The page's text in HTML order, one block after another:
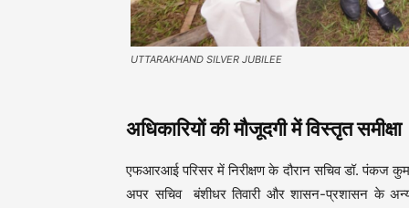
UTTARAKHAND SILVER JUBILEE
अधिकारियों की मौजूदगी में विस्तृत समीक्षा
एफआरआई परिसर में निरीक्षण के दौरान सचिव डॉ. पंकज
अपर सचिव बंशीधर तिवारी और शासन-प्रशासन के अन्य